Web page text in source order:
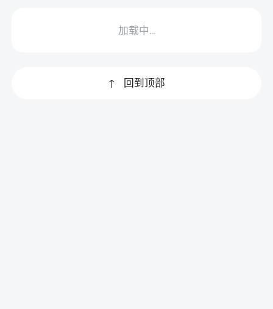
加载中...
↑ 回到顶部